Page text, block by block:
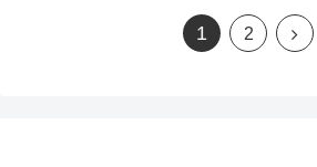
1 2